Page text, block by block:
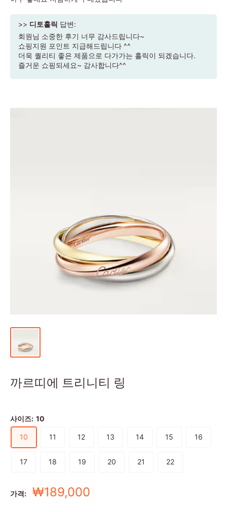
드
>> 디토홀릭 답변:
회원님 소중한 후기 너무 감사드립니다~
쇼핑지원 포인트 지급해드립니다 ^^
더욱 퀄리티 좋은 제품으로 다가가는 홀릭이 되겠습니다.
즐거운 쇼핑되세요~ 감사합니다^^
까르띠에 트리니티 링
사이즈: 10
10 11 12 13 14 15 16
17 18 19 20 21 22
가격:
세
₩189,000